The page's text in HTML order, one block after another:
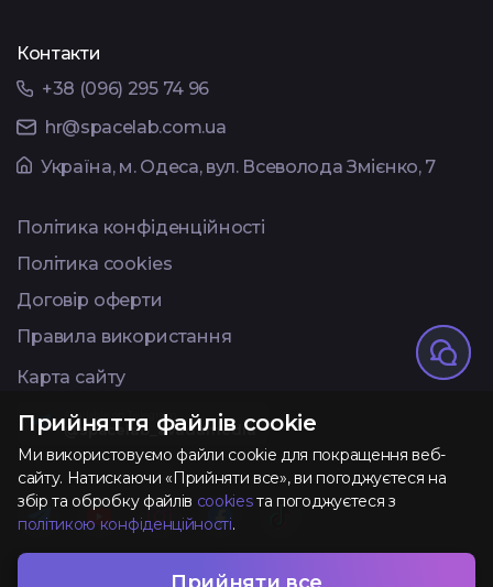
Контакти
+38 (096) 295 74 96
hr@spacelab.com.ua
Українa, м. Одеса, вул. Всеволода Змієнко, 7
Політика конфіденційності
Політика cookies
Договір оферти
Правила використання
Карта сайту
Available on Telegram
@spacelab_avadamedia
Прийняття файлів cookie
Ми використовуємо файли cookie для покращення веб-
сайту. Натискаючи «Прийняти все», ви погоджуєтеся на
збір та обробку файлів cookiesта погоджуєтеся з
політикою конфіденційності.